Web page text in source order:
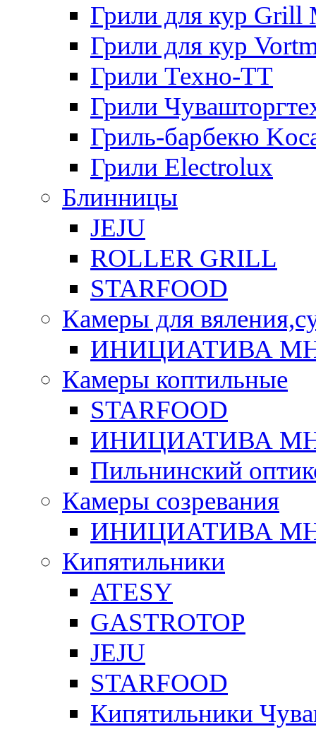
Грили для кур Grill
Грили для кур
Грили Техно-ТТ
Грили
Гриль-барбекю
Грили Electrolux
Блинницы
JEJU
ROLLER GRILL
STARFOOD
Камеры для
ИНИЦИАТИВА
Камеры коптильные
STARFOOD
ИНИЦИАТИВА
Пильнинский
Камеры созревания
ИНИЦИАТИВА
Кипятильники
ATESY
GASTROTOP
JEJU
STARFOOD
Кипятильники